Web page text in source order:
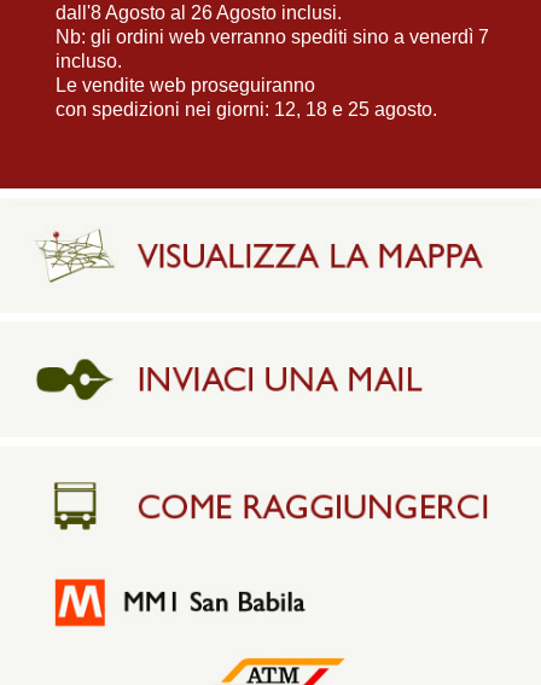
dall'8 Agosto al 26 Agosto inclusi.
Nb: gli ordini web verranno spediti sino a venerdì 7
incluso.
Le vendite web proseguiranno
con spedizioni nei giorni: 12, 18 e 25 agosto.